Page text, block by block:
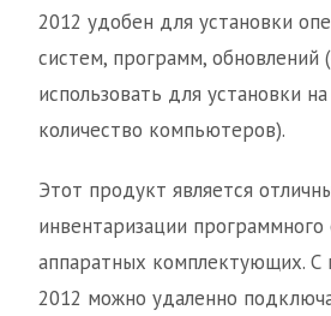
2012 удобен для установки
систем, программ, обновлений
использовать для установки
количество компьютеров).
Этот продукт является
инвентаризации программного
аппаратных комплектующих. С
2012 можно удаленно